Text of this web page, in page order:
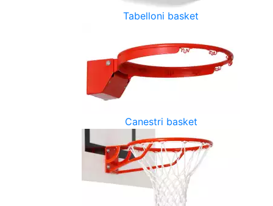
Tabelloni basket
Canestri basket